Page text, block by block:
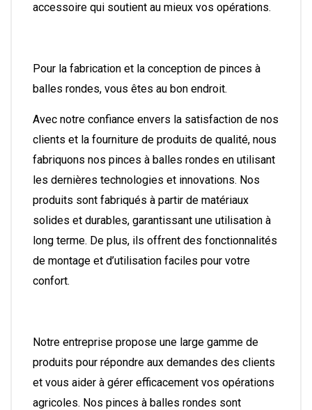
accessoire qui soutient au mieux vos opérations.
Pour la fabrication et la conception de pinces à
balles rondes, vous êtes au bon endroit.
Avec notre confiance envers la satisfaction de nos
clients et la fourniture de produits de qualité, nous
fabriquons nos pinces à balles rondes en utilisant
les dernières technologies et innovations. Nos
produits sont fabriqués à partir de matériaux
solides et durables, garantissant une utilisation à
long terme. De plus, ils offrent des fonctionnalités
de montage et d’utilisation faciles pour votre
confort.
Notre entreprise propose une large gamme de
produits pour répondre aux demandes des clients
et vous aider à gérer efficacement vos opérations
agricoles. Nos pinces à balles rondes sont